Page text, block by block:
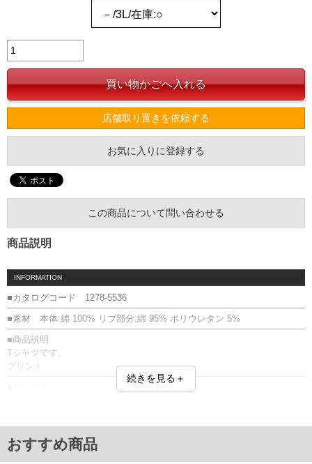
店舗取り置きを依頼する
お気に入りに登録する
この商品について問い合わせる
商品説明
INFORMATION
■カタログコード 1278-5536
■素材 本体:綿 100% リブ部分:綿 95% ポリウレタン 5%
■商品説明
Tシャツです。
プリント
4L/140/80/140/60/25
5L/150/82/150/62/26
6L/160/84/160/64/27
続きを見る＋
おすすめ商品